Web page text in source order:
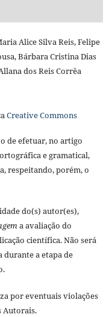
Alice Silva Reis, Felipe
Bárbara Cristina Dias
dos Reis Corrêa
Creative Commons
de efetuar, no artigo
e gramatical,
respeitando, porém, o
do(s) autor(es),
a avaliação do
científica. Não será
a etapa de
por eventuais violações
Autorais.